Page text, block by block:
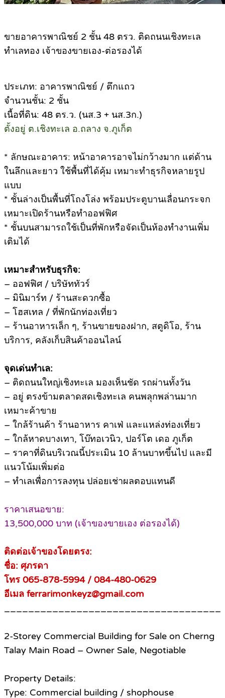
ขายอาคารพาณิชย์ 2 ชั้น 48 ตรว. ติดถนนเชิงทะเล
ทำเลทอง เจ้าของขายเอง-ต่อรองได้
ประเภท: อาคารพาณิชย์ / ตึกแถว
จำนวนชั้น: 2 ชั้น
เนื้อที่ดิน: 48 ตร.ว. (นส.3 + นส.3ก.)
ตั้งอยู่ ต.เชิงทะเล อ.ถลาง จ.ภูเก็ต
* ลักษณะอาคาร: หน้าอาคารอาจไม่กว้างมาก แต่ด้าน
ในลึกและยาว ใช้พื้นที่ได้คุ้ม เหมาะทำธุรกิจหลายรูป
แบบ
* ชั้นล่างเป็นพื้นที่โถงโล่ง พร้อมประตูบานเลื่อนกระจก
เหมาะเปิดร้านหรือทำออฟฟิศ
* ชั้นบนสามารถใช้เป็นที่พักหรือจัดเป็นห้องทำงานเพิ่ม
เติมได้
เหมาะสำหรับธุรกิจ:
– ออฟฟิศ / บริษัททัวร์
– มินิมาร์ท / ร้านสะดวกซื้อ
– โฮสเทล / ที่พักนักท่องเที่ยว
– ร้านอาหารเล็ก ๆ, ร้านขายของฝาก, สตูดิโอ, ร้าน
บริการ, คลังเก็บสินค้าออนไลน์
จุดเด่นทำเล:
– ติดถนนใหญ่เชิงทะเล มองเห็นชัด รถผ่านทั้งวัน
– อยู่ ตรงข้ามตลาดสดเชิงทะเล คนพลุกพล่านมาก
เหมาะค้าขาย
– ใกล้ร้านค้า ร้านอาหาร คาเฟ่ และแหล่งท่องเที่ยว
– ใกล้หาดบางเทา, โบ๊ทอเวนิว, ปอร์โต เดอ ภูเก็ต
– ราคาที่ดินบริเวณนี้ประเมิน 10 ล้านบาทขึ้นไป และมี
แนวโน้มเพิ่มต่อ
– ทำเลเพื่อการลงทุน ปล่อยเช่าผลตอบแทนดี
ราคาเสนอขาย:
13,500,000 บาท (เจ้าของขายเอง ต่อรองได้)
ติดต่อเจ้าของโดยตรง:
ชื่อ: ศุภรดา
โทร 065-878-5994 / 084-480-0629
อีเมล ferrarimonkeyz@gmail.com
2-Storey Commercial Building for Sale on Cherng
Talay Main Road – Owner Sale, Negotiable
Property Details:
Type: Commercial building / shophouse